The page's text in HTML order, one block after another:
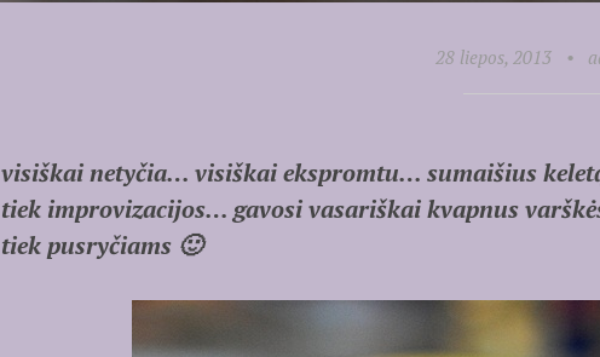
28 liepos, 2013 •
visiškai netyčia… visiškai ekspromtu… sumaišius
tiek improvizacijos… gavosi vasariškai kvapnus
tiek pusryčiams 🙂